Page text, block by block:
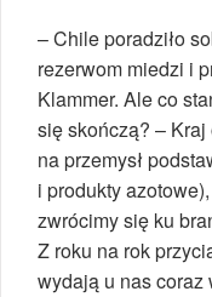
– Chile poradziło
rezerwom miedzi i
Klammer. Ale co
się skończą? –
na przemysł
i produkty
zwrócimy się ku
Z roku na rok
wydają u nas coraz